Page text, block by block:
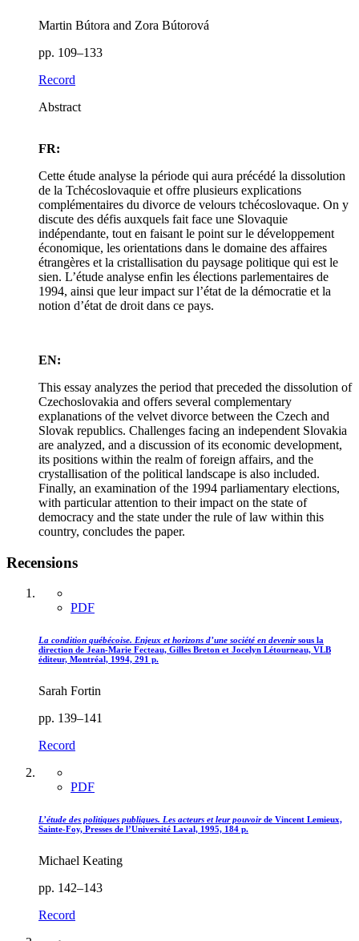
Martin Bútora and Zora Bútorová
pp. 109–133
Record
Abstract
FR:
Cette étude analyse la période qui aura précédé la dissolution
de la Tchécoslovaquie et offre plusieurs explications
complémentaires du divorce de velours tchécoslovaque. On y
discute des défis auxquels fait face une Slovaquie
indépendante, tout en faisant le point sur le développement
économique, les orientations dans le domaine des affaires
étrangères et la cristallisation du paysage politique qui est le
sien. L’étude analyse enfin les élections parlementaires de
1994, ainsi que leur impact sur l’état de la démocratie et la
notion d’état de droit dans ce pays.
EN:
This essay analyzes the period that preceded the dissolution of
Czechoslovakia and offers several complementary
explanations of the velvet divorce between the Czech and
Slovak republics. Challenges facing an independent Slovakia
are analyzed, and a discussion of its economic development,
its positions within the realm of foreign affairs, and the
crystallisation of the political landscape is also included.
Finally, an examination of the 1994 parliamentary elections,
with particular attention to their impact on the state of
democracy and the state under the rule of law within this
country, concludes the paper.
Recensions
PDF
La condition québécoise. Enjeux et horizons d’une société en devenirsous la
direction de Jean-Marie Fecteau, Gilles Breton et Jocelyn Létourneau, VLB
éditeur, Montréal, 1994, 291 p.
Sarah Fortin
pp. 139–141
Record
PDF
L’étude des politiques publiques. Les acteurs et leur pouvoirde Vincent Lemieux,
Sainte-Foy, Presses de l’Université Laval, 1995, 184 p.
Michael Keating
pp. 142–143
Record